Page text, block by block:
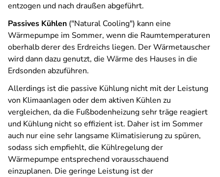
entzogen und nach draußen abgeführt.
Passives Kühlen ("Natural Cooling") kann eine
Wärmepumpe im Sommer, wenn die Raumtemperaturen
oberhalb derer des Erdreichs liegen. Der Wärmetauscher
wird dann dazu genutzt, die Wärme des Hauses in die
Erdsonden abzuführen.
Allerdings ist die passive Kühlung nicht mit der Leistung
von Klimaanlagen oder dem aktiven Kühlen zu
vergleichen, da die Fußbodenheizung sehr träge reagiert
und Kühlung nicht so effizient ist. Daher ist im Sommer
auch nur eine sehr langsame Klimatisierung zu spüren,
sodass sich empfiehlt, die Kühlregelung der
Wärmepumpe entsprechend vorausschauend
einzuplanen. Die geringe Leistung ist der